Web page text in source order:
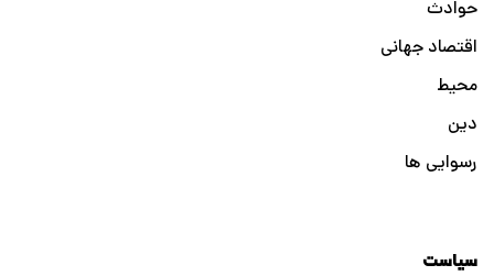
حوادث
اقتصاد جهانی
محیط
دین
رسوایی ها
سیاست